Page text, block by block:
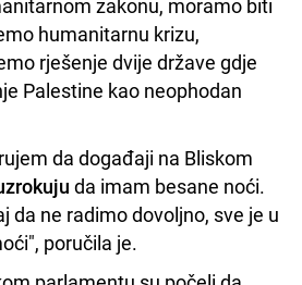
humanitarnu krizu,
rješenje dvije države gdje
Palestine kao neophodan
da događaji na Bliskom
da imam besane noći.
da ne radimo dovoljno, sve je u
poručila je.